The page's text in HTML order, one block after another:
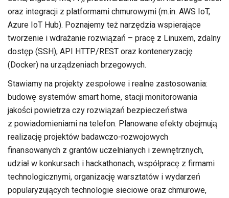
oraz integracji z platformami chmurowymi (m.in. AWS IoT,
Azure IoT Hub). Poznajemy też narzędzia wspierające
tworzenie i wdrażanie rozwiązań – pracę z Linuxem, zdalny
dostęp (SSH), API HTTP/REST oraz konteneryzację
(Docker) na urządzeniach brzegowych.
Stawiamy na projekty zespołowe i realne zastosowania:
budowę systemów smart home, stacji monitorowania
jakości powietrza czy rozwiązań bezpieczeństwa
z powiadomieniami na telefon. Planowane efekty obejmują
realizację projektów badawczo-rozwojowych
finansowanych z grantów uczelnianych i zewnętrznych,
udział w konkursach i hackathonach, współpracę z firmami
technologicznymi, organizację warsztatów i wydarzeń
popularyzujących technologie sieciowe oraz chmurowe,